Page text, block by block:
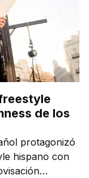
de los
protagonizó
hispano con